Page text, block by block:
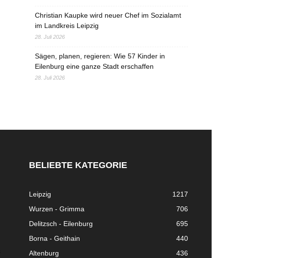
Christian Kaupke wird neuer Chef im Sozialamt
im Landkreis Leipzig
28. Juli 2026
Sägen, planen, regieren: Wie 57 Kinder in
Eilenburg eine ganze Stadt erschaffen
28. Juli 2026
BELIEBTE KATEGORIE
Leipzig
1217
Wurzen - Grimma
706
Delitzsch - Eilenburg
695
Borna - Geithain
440
Altenburg
436